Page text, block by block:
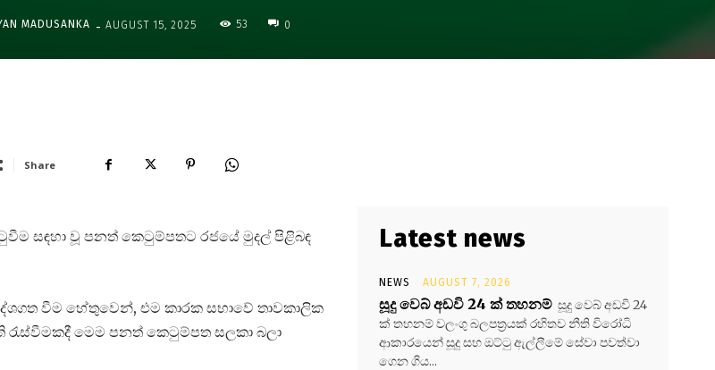
MADUSANKA - AUGUST 15, 2025 53 0
Share
සඳහා වූ පනත් කෙටුම්පතට රජයේ මුදල් පිළිබඳ
වීම හේතුවෙන්, එම කාරක සභාවේ තාවකාලික
මෙම පනත් කෙටුම්පත සලකා බලා
Latest news
NEWS AUGUST 7, 2026
සූදු වෙබ් අඩවි 24 ක් තහනම් සූදු වෙබ් අඩවි 24
ක් තහනම් වලංගු බලපත්‍රයක් රහිතව නීති විරෝධි
ආකාරයෙන් සූදු සහ ඔට්ටු ඇල්ලීමේ සේවා පවත්වා
ගෙන ගිය...